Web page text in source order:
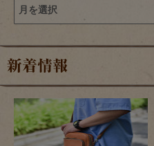
新着情報